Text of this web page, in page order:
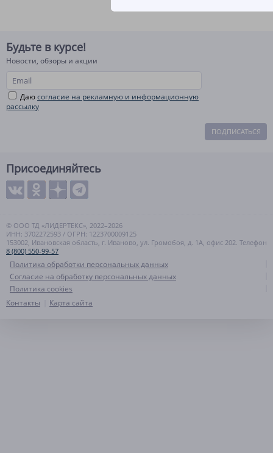
Будьте в курсе!
Новости, обзоры и акции
Даюсогласие на рекламную и информационную
рассылку
ПОДПИСАТЬСЯ
Присоединяйтесь
© ООО ТД «ЛИДЕРТЕКС», 2022–2026
ИНН: 3702272593 / ОГРН: 1223700009125
153002, Ивановская область, г. Иваново, ул. Громобоя, д. 1А, офис 202. Телефон
8 (800) 550-99-57
Политика обработки персональных данных
Согласие на обработку персональных данных
Политика cookies
Контакты
Карта сайта